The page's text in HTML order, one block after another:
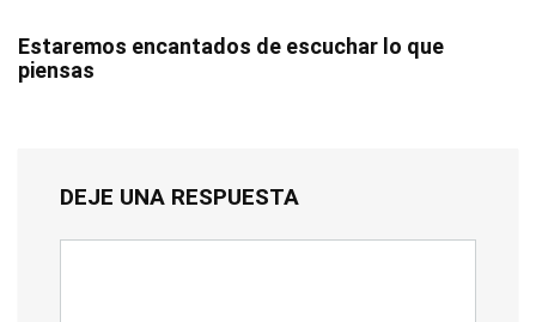
Estaremos encantados de escuchar lo que
piensas
DEJE UNA RESPUESTA